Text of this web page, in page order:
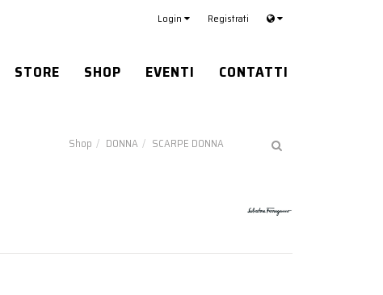
Login Registrati
STORE SHOP EVENTI CONTATTI
Shop DONNA SCARPE DONNA